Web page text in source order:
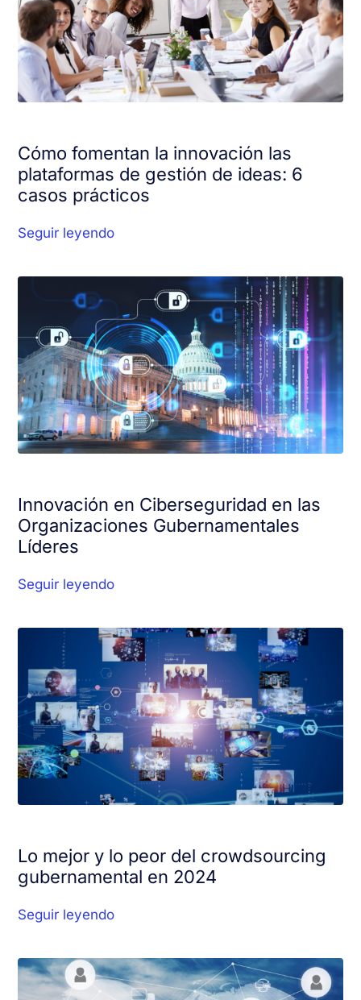
Cómo fomentan la innovación las
plataformas de gestión de ideas: 6
casos prácticos
Seguir leyendo
Innovación en Ciberseguridad en las
Organizaciones Gubernamentales
Líderes
Seguir leyendo
Lo mejor y lo peor del crowdsourcing
gubernamental en 2024
Seguir leyendo